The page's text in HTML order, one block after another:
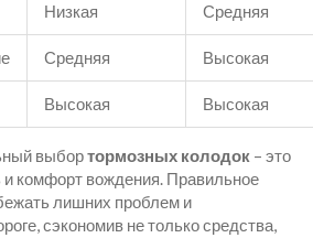
Низкая Средняя
Средняя Высокая
Высокая Высокая
выбортормозных колодок – это
и комфорт вождения. Правильное
лишних проблем и
сэкономив не только средства,